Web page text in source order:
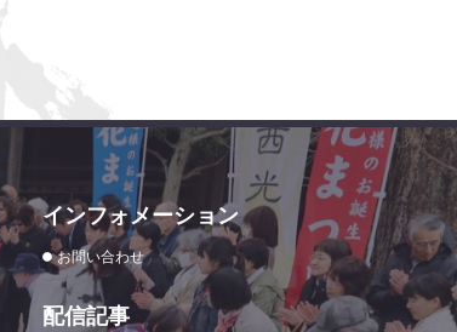
インフォメーション
お問い合わせ
配信記事